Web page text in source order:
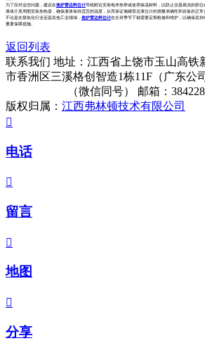
为了应对这些问题，建议在焦炉雷达料位计导线附近安装电伴热带或使用保温材料，以防止仪器易冻的部
液体介质周围安装加热器，确保液体保持适宜的温度，从而保证储罐雷达液位计的测量准确性和设备的正常
不论是在煤焦化行业还是其他工业领域， 焦炉雷达料位计在任何季节下都需要定期检修和维护，以确保其
重要保障措施。
返回列表
联系我们 地址：江西省上饶市玉山高铁
市香洲区三溪格创智造1栋11F（广东公司
（微信同号）
邮箱：
版权归属： 江西弗林顿技术有限公司

电话

留言

地图

分享